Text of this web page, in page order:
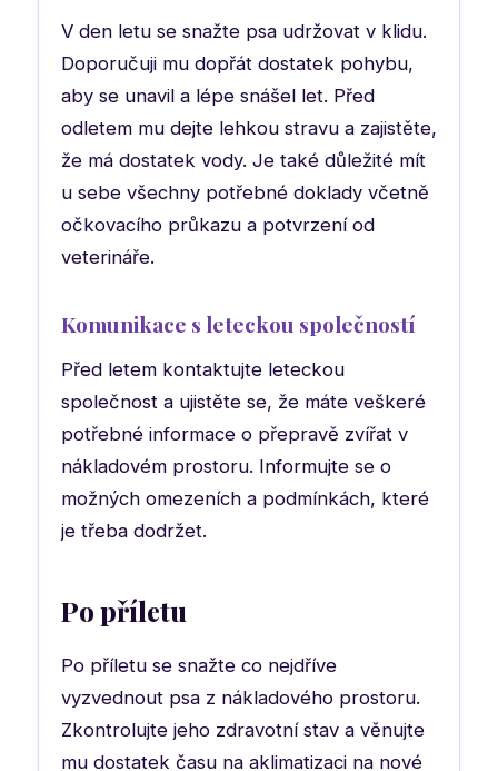
V den letu se snažte psa udržovat v klidu.
Doporučuji mu dopřát dostatek pohybu,
aby se unavil a lépe snášel let. Před
odletem mu dejte lehkou stravu a zajistěte,
že má dostatek vody. Je také důležité mít
u sebe všechny potřebné doklady včetně
očkovacího průkazu a potvrzení od
veterináře.
Komunikace s leteckou společností
Před letem kontaktujte leteckou
společnost a ujistěte se, že máte veškeré
potřebné informace o přepravě zvířat v
nákladovém prostoru. Informujte se o
možných omezeních a podmínkách, které
je třeba dodržet.
Po příletu
Po příletu se snažte co nejdříve
vyzvednout psa z nákladového prostoru.
Zkontrolujte jeho zdravotní stav a věnujte
mu dostatek času na aklimatizaci na nové